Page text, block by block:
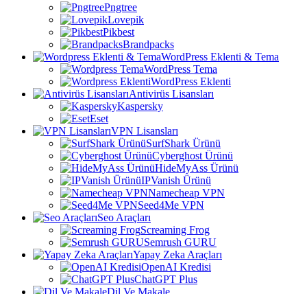
Pngtree
Lovepik
Pikbest
Brandpacks
WordPress Eklenti & Tema
WordPress Tema
WordPress Eklenti
Antivirüs Lisansları
Kaspersky
Eset
VPN Lisansları
SurfShark Ürünü
Cyberghost Ürünü
HideMyAss Ürünü
IPVanish Ürünü
Namecheap VPN
Seed4Me VPN
Seo Araçları
Screaming Frog
Semrush GURU
Yapay Zeka Araçları
OpenAI Kredisi
ChatGPT Plus
Dil Ve Makale